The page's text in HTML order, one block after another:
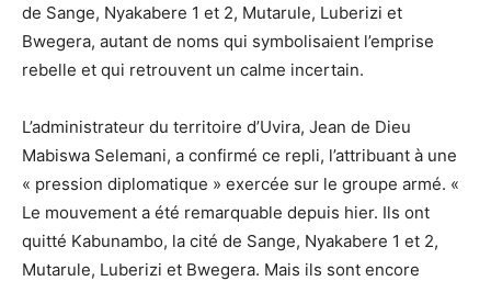
de Sange, Nyakabere 1 et 2, Mutarule, Luberizi et
Bwegera, autant de noms qui symbolisaient l’emprise
rebelle et qui retrouvent un calme incertain.
L’administrateur du territoire d’Uvira, Jean de Dieu
Mabiswa Selemani, a confirmé ce repli, l’attribuant à une
« pression diplomatique » exercée sur le groupe armé. «
Le mouvement a été remarquable depuis hier. Ils ont
quitté Kabunambo, la cité de Sange, Nyakabere 1 et 2,
Mutarule, Luberizi et Bwegera. Mais ils sont encore